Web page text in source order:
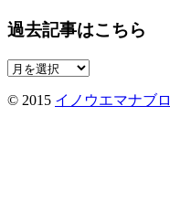
過去記事はこちら
過
記
© 2015 イノウエマナブ